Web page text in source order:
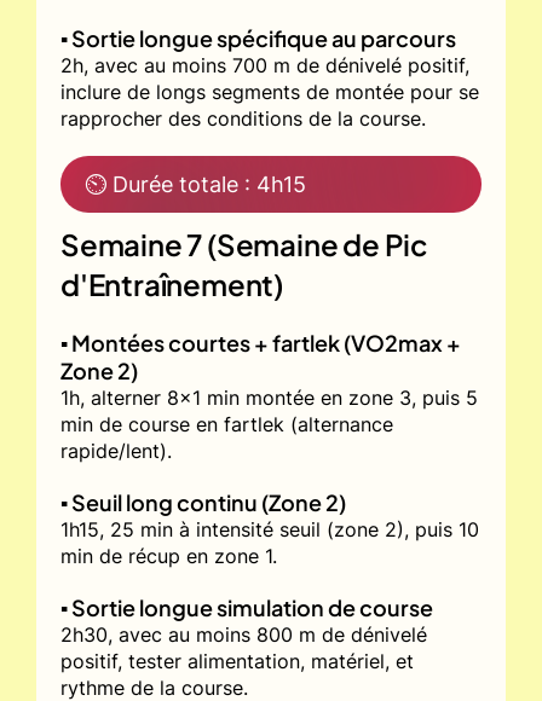
▪️ Sortie longue spécifique au parcours
2h, avec au moins 700 m de dénivelé positif,
inclure de longs segments de montée pour se
rapprocher des conditions de la course.
⏲ Durée totale : 4h15
Semaine 7 (Semaine de Pic
d'Entraînement)
▪️ Montées courtes + fartlek (VO2max +
Zone 2)
1h, alterner 8x1 min montée en zone 3, puis 5
min de course en fartlek (alternance
rapide/lent).
▪️ Seuil long continu (Zone 2)
1h15, 25 min à intensité seuil (zone 2), puis 10
min de récup en zone 1.
▪️ Sortie longue simulation de course
2h30, avec au moins 800 m de dénivelé
positif, tester alimentation, matériel, et
rythme de la course.